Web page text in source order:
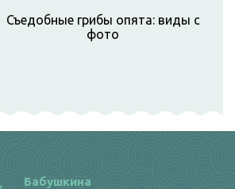
Съедобные грибы опята: виды с
фото
Бабушкина